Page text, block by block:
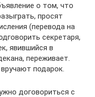
о том, что
просят
(перевода на
секретаря,
явившийся в
переживает.
подарок.
договориться с